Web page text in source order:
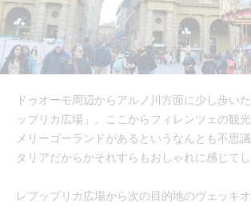
ドゥオーモ周辺からアルノ川方面に少し歩い
ッブリカ広場」。ここからフィレンツェの観
メリーゴーランドがあるというなんとも不思
タリアだからかそれすらもおしゃれに感じてし
レプッブリカ広場から次の目的地のヴェッキ